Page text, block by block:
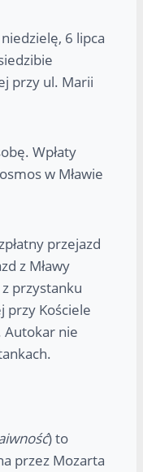
6 lipca
przy ul. Marii
Wpłaty
w Mławie
przejazd
z Mławy
przystanku
przy Kościele
Autokar nie
) to
przez Mozarta